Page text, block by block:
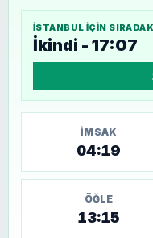
İSTANBUL IÇIN
İkindi - 17:07
İMSAK
04:19
ÖĞLE
13:15